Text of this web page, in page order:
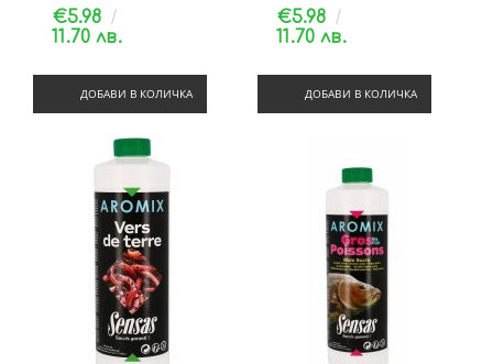
€5.98
11.70 лв.
ДОБАВИ В КОЛИЧКА
€5.98
11.70 лв.
ДОБАВИ В КОЛИЧКА